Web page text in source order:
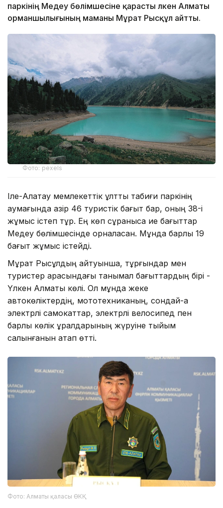
паркінің Медеу бөлімшесіне қарасты Үлкен Алматы
орманшылығының маманы Мұрат Рысқұл айтты.
Фото: pexels
Іле-Алатау мемлекеттік ұлттық табиғи паркінің
аумағында қазір 46 туристік бағыт бар, оның 38-і
жұмыс істеп тұр. Ең көп сұранысқа ие бағыттар
Медеу бөлімшесінде орналасқан. Мұнда барлық 19
бағыт жұмыс істейді.
Мұрат Рысқұлдың айтуынша, тұрғындар мен
туристер арасындағы танымал бағыттардың бірі -
Үлкен Алматы көлі. Ол мұнда жеке
автокөліктердің, мототехниканың, сондай-ақ
электрлі самокаттар, электрлі велосипед пен
барлық көлік құралдарының жүруіне тыйым
салынғанын атап өтті.
Фото: Алматы қаласы ӨКҚ